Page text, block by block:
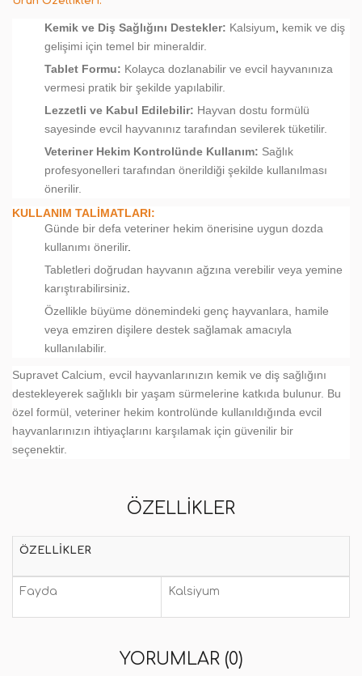
Kemik ve Diş Sağlığını Destekler: Kalsiyum
kemik ve diş
gelişimi için temel bir mineraldir.
Tablet Formu: Kolayca dozlanabilir ve evcil hayvanınıza
vermesi pratik bir şekilde yapılabilir.
Lezzetli ve Kabul Edilebilir: Hayvan dostu formülü
sayesinde evcil hayvanınız tarafından sevilerek tüketilir.
Veteriner Hekim Kontrolünde Kullanım: Sağlık
profesyonelleri tarafından önerildiği şekilde kullanılması
önerilir.
KULLANIM TALIMATLARI:
Günde bir defa veteriner hekim önerisine uygun dozda
kullanımı önerilir.
Tabletleri doğrudan hayvanın ağzına verebilir veya yemine
karıştırabilirsiniz
Özellikle büyüme dönemindeki genç hayvanlara, hamile
veya emziren dişilere destek sağlamak amacıyla
kullanılabilir.
Supravet Calcium, evcil hayvanlarınızın kemik ve diş sağlığını
destekleyerek sağlıklı bir yaşam sürmelerine katkıda bulunur. Bu
özel formül, veteriner hekim kontrolünde kullanıldığında evcil
hayvanlarınızın ihtiyaçlarını karşılamak için güvenilir bir
seçenektir.
ÖZELLIKLER
ÖZELLIKLER
Fayda Kalsiyum
YORUMLAR (0)